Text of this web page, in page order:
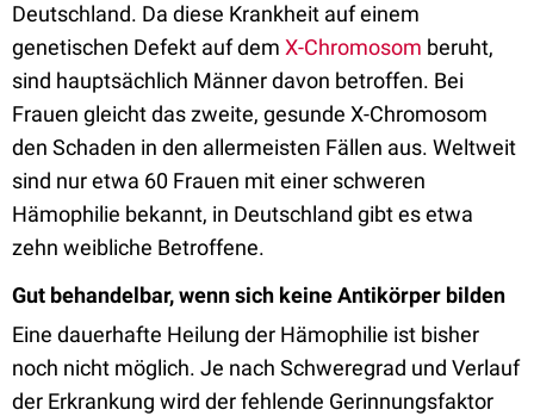
Deutschland. Da diese Krankheit auf einem
genetischen Defekt auf dem X-Chromosom beruht,
sind hauptsächlich Männer davon betroffen. Bei
Frauen gleicht das zweite, gesunde X-Chromosom
den Schaden in den allermeisten Fällen aus. Weltweit
sind nur etwa 60 Frauen mit einer schweren
Hämophilie bekannt, in Deutschland gibt es etwa
zehn weibliche Betroffene.
Gut behandelbar, wenn sich keine Antikörper bilden
Eine dauerhafte Heilung der Hämophilie ist bisher
noch nicht möglich. Je nach Schweregrad und Verlauf
der Erkrankung wird der fehlende Gerinnungsfaktor